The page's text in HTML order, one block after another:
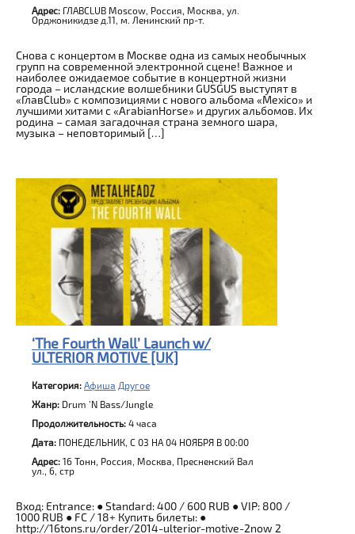
Адрес: ГЛАВCLUB Moscow, Россия, Москва, ул.
Орджоникидзе д.11, м. Ленинский пр-т.
Снова с концертом в Москве одна из самых необычных
групп на современной электронной сцене! Важное и
наиболее ожидаемое событие в концертной жизни
города – исландские волшебники GUSGUS выступят в
«ГлавClub» с композициями с нового альбома «Mexico» и
лучшими хитами с «ArabianHorse» и других альбомов. Их
родина – самая загадочная страна земного шара,
музыка – неповторимый […]
‘The Fourth Wall’ Launch w/
ULTERIOR MOTIVE [UK]
Категория: Афиша Другое
Жанр: Drum 'N Bass/Jungle
Продолжительность: 4 часа
Дата: ПОНЕДЕЛЬНИК, C 03 НА 04 НОЯБРЯ В 00:00
Адрес: 16 Тонн, Россия, Москва, Пресненский Вал
ул., 6, стр
Вход: Entrance: ● Standard: 400 / 600 RUB ● VIP: 800 /
1000 RUB ● FC / 18+ Купить билеты: ●
http://16tons.ru/order/2014-ulterior-motive-2now 2